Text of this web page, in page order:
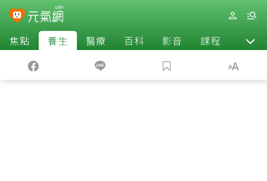
焦點 養生 醫療 百科 影音 課程 退休